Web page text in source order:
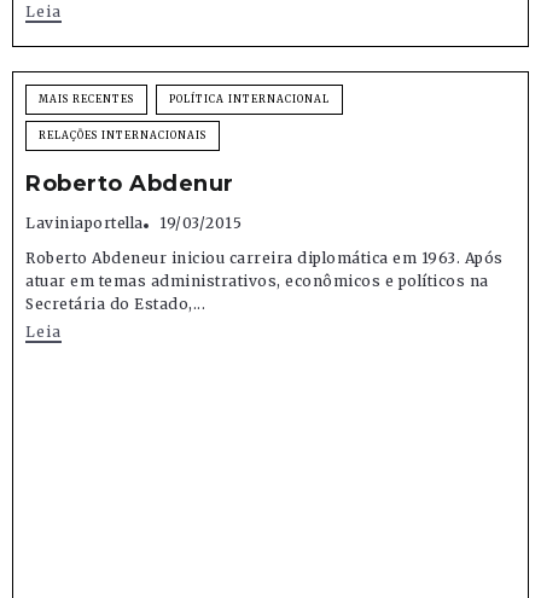
Leia
MAIS RECENTES POLÍTICA INTERNACIONAL
RELAÇÕES INTERNACIONAIS
Roberto Abdenur
Laviniaportella
19/03/2015
Roberto Abdeneur iniciou carreira diplomática em 1963. Após
atuar em temas administrativos, econômicos e políticos na
Secretária do Estado,...
Leia